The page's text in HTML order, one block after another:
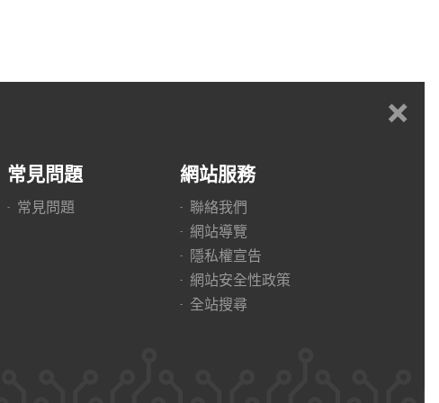
+
常見問題
常見問題
網站服務
聯絡我們
網站導覽
隱私權宣告
網站安全性政策
全站搜尋